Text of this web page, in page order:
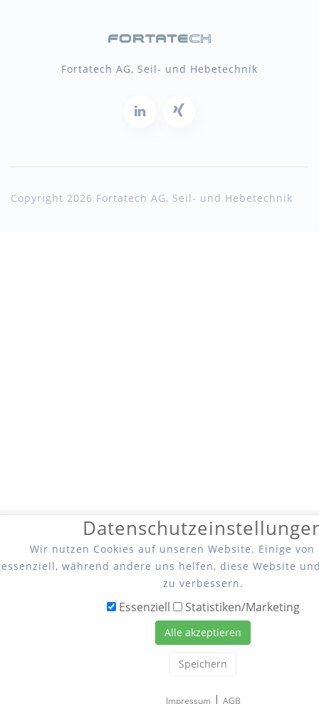
Fortatech AG, Seil- und Hebetechnik
Copyright 2026 Fortatech AG, Seil- und Hebetechnik
Wir nutzen Cookies auf unseren Website. Einige
essenziell, während andere uns helfen, diese Website
zu verbessern.
Essenziell Statistiken/Marketing
Alle akzeptieren
Speichern
Impressum| AGB